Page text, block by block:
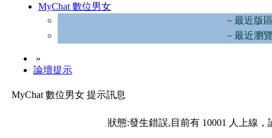
MyChat 數位男女
－最近版
－最近瀏
»
論壇提示
MyChat 數位男女 提示訊息
狀態:發生錯誤,目前有 10001 人上線